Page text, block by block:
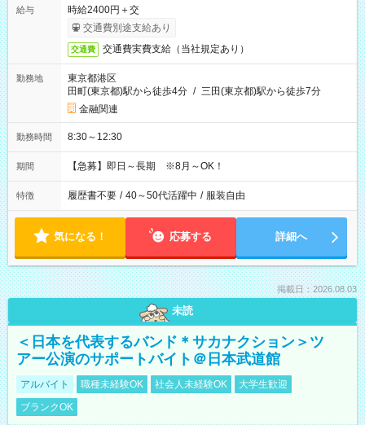
給与
時給2400円＋交
交通費別途支給あり
交通費 交通費実費支給（当社規定あり）
勤務地
東京都港区
田町(東京都)駅から徒歩4分 / 三田(東京都)駅から徒歩7分
金融関連
勤務時間 8:30～12:30
期間 【急募】即日～長期 ※8月～OK！
特徴 履歴書不要 / 40～50代活躍中 / 服装自由
気になる！ 応募する 詳細へ
掲載日：2026.08.03
未読
＜日本を代表するバンド＊サカナクション＞ツ
アー公演のサポートバイト＠日本武道館
アルバイト 職種未経験OK 社会人未経験OK
大学生歓迎
ブランクOK